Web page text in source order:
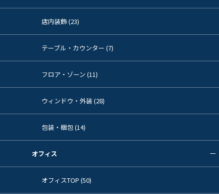
店内装飾 (23)
テーブル・カウンター (7)
フロア・ゾーン (11)
ウィンドウ・外装 (28)
包装・梱包 (14)
オフィス
オフィスTOP (50)